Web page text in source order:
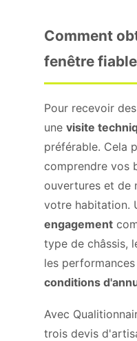
Comment
fenêtre
Pour recevoir
une visite
préférable. Cela
comprendre vos
ouvertures et de
votre habitation.
engagement
type de châssis,
les
conditions
Avec
trois devis